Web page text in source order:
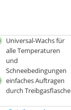
Universal-Wachs für
alle Temperaturen
und
Schneebedingungen
einfaches Auftragen
durch Treibgasflasche